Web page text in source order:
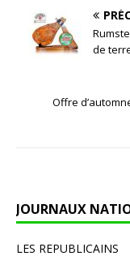
de
Offre
JOURNAUX
LES REPUBLICAINS